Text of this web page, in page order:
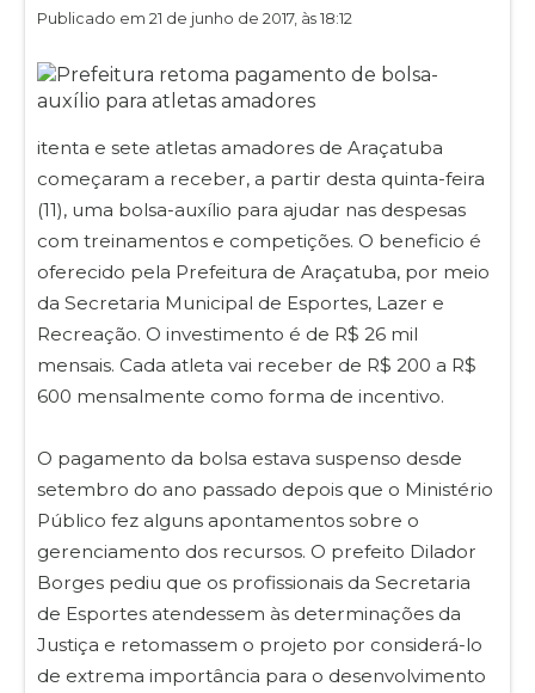
Publicado em 21 de junho de 2017, às 18:12
itenta e sete atletas amadores de Araçatuba
começaram a receber, a partir desta quinta-feira
(11), uma bolsa-auxílio para ajudar nas despesas
com treinamentos e competições. O beneficio é
oferecido pela Prefeitura de Araçatuba, por meio
da Secretaria Municipal de Esportes, Lazer e
Recreação. O investimento é de R$ 26 mil
mensais. Cada atleta vai receber de R$ 200 a R$
600 mensalmente como forma de incentivo.
O pagamento da bolsa estava suspenso desde
setembro do ano passado depois que o Ministério
Público fez alguns apontamentos sobre o
gerenciamento dos recursos. O prefeito Dilador
Borges pediu que os profissionais da Secretaria
de Esportes atendessem às determinações da
Justiça e retomassem o projeto por considerá-lo
de extrema importância para o desenvolvimento